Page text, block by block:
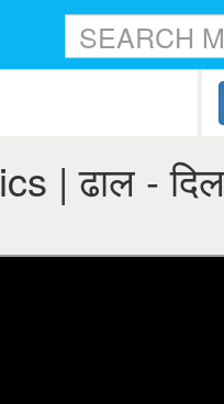
| ढाल - दिल